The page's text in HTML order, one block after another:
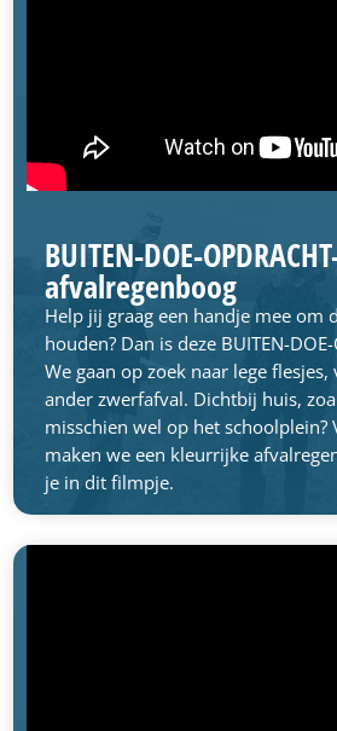
BUITEN-DOE-
afvalregenboog
Help jij graag een handje mee om
houden? Dan is deze BUITEN-
We gaan op zoek naar lege
ander zwerfafval. Dichtbij huis,
misschien wel op het schoolplein?
maken we een kleurrijke
je in dit filmpje.